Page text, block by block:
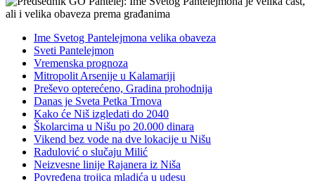
Ime Svetog Pantelejmona velika obaveza
Sveti Pantelejmon
Vremenska prognoza
Mitropolit Arsenije u Kalamariji
Preševo opterećeno, Gradina prohodnija
Danas je Sveta Petka Trnova
Kako će Niš izgledati do 2040
Školarcima u Nišu po 20.000 dinara
Vikend bez vode na dve lokacije u Nišu
Radulović o slučaju Milić
Neizvesne linije Rajanera iz Niša
Povređena trojica mladića u udesu